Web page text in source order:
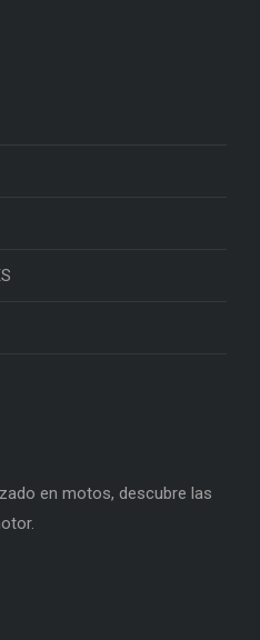
en motos, descubre las